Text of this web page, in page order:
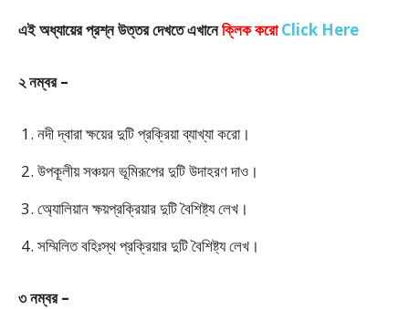
এই অধ্যায়ের প্রশ্ন উত্তর দেখতে এখানেক্লিক করো Click Here
২ নম্বর –
নদী দ্বারা ক্ষয়ের দুটি প্রক্রিয়া ব্যাখ্যা করো।
উপকূলীয় সঞ্চয়ন ভূমিরূপের দুটি উদাহরণ দাও।
অ্যোলিয়ান ক্ষয়প্রক্রিয়ার দুটি বৈশিষ্ট্য লেখ।
সম্মিলিত বহিঃস্থ প্রক্রিয়ার দুটি বৈশিষ্ট্য লেখ।
৩ নম্বর –